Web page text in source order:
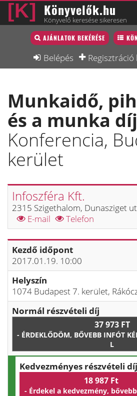
Könyvelők.hu
Könyvelő keresése sikeresen
AJÁNLATOK BEKÉRÉSE
Belépés
Könyvelő lista
Könyvelési munkák
Interjú
Blog
Állás
Képzésnaptár
Munkaidő,
és a munka
Konferencia,
kerület
Infoszféra Kft.
2315 Szigethalom, Dunasziget
E-mail
Telefon
Kezdő időpont
2017.01.19. 10:00
Helyszín
1074 Budapest 7. kerület,
Normál részvételi díj
37 973 FT
- ÉRDEKLŐDÖM, BŐVEBB INFÓT
L
Kedvezményes részvételi díj
18 987 Ft
- Érdekel a kedvezmény,